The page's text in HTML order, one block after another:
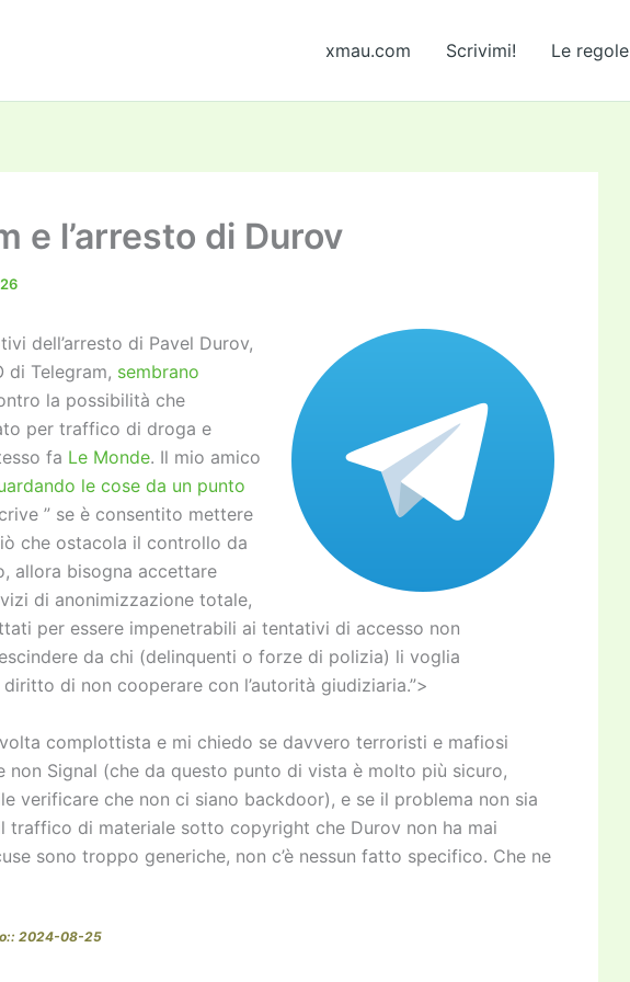
xmau.com Scrivimi! Le regole
e l’arresto di Durov
dell’arresto di Pavel Durov,
di Telegram, sembrano
la possibilità che
per traffico di droga e
fa Le Monde. Il mio amico
le cose da un punto
” se è consentito mettere
che ostacola il controllo da
allora bisogna accettare
di anonimizzazione totale,
per essere impenetrabili ai tentativi di accesso non
da chi (delinquenti o forze di polizia) li voglia
di non cooperare con l’autorità giudiziaria.”>
complottista e mi chiedo se davvero terroristi e mafiosi
non Signal (che da questo punto di vista è molto più sicuro,
verificare che non ci siano backdoor), e se il problema non sia
traffico di materiale sotto copyright che Durov non ha mai
sono troppo generiche, non c’è nessun fatto specifico. Che ne
2024-08-25